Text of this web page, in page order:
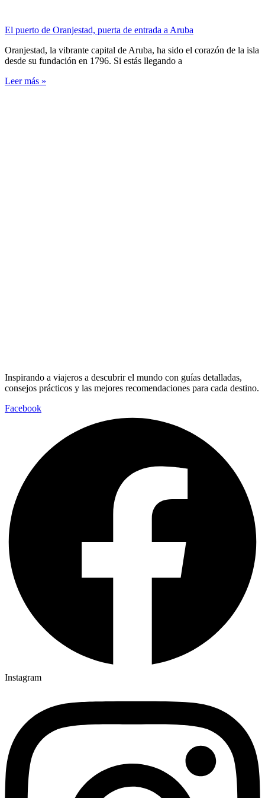
El puerto de Oranjestad, puerta de entrada a Aruba
Oranjestad, la vibrante capital de Aruba, ha sido el corazón de la isla
desde su fundación en 1796. Si estás llegando a
Leer más »
Inspirando a viajeros a descubrir el mundo con guías detalladas,
consejos prácticos y las mejores recomendaciones para cada destino.
Facebook
Instagram